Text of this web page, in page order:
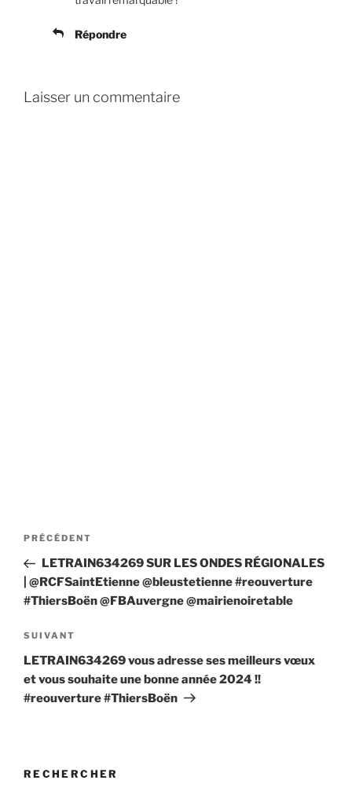
Répondre
Laisser un commentaire
Navigation
l’article
Article
précédent
PRÉCÉDENT
LETRAIN634269 SUR LES ONDES RÉGIONALES
| @RCFSaintEtienne @bleustetienne #reouverture
#ThiersBoën @FBAuvergne @mairienoiretable
Article
suivant
SUIVANT
LETRAIN634269 vous adresse ses meilleurs vœux
et vous souhaite une bonne année 2024 !!
#reouverture #ThiersBoën
RECHERCHER